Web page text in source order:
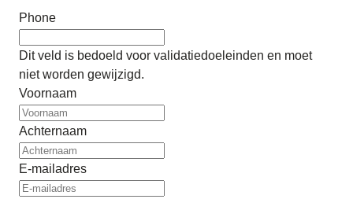
Phone
Dit veld is bedoeld voor validatiedoeleinden en moet
niet worden gewijzigd.
Voornaam
Achternaam
E-mailadres